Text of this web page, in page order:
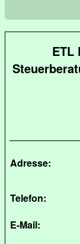
ETL
Adresse:
Telefon:
E-Mail: